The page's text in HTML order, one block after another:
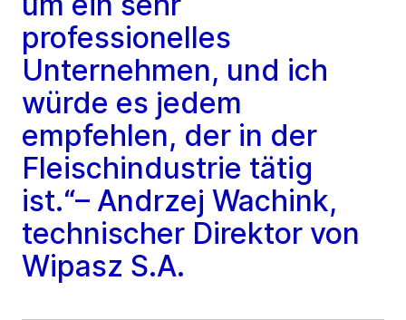
professionelles
Unternehmen, und ich
würde es jedem
empfehlen, der in der
Fleischindustrie tätig
ist.“– Andrzej Wachink,
technischer Direktor von
Wipasz S.A.